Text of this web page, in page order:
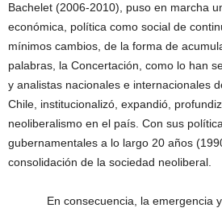
Bachelet (2006-2010), puso en marcha
económica, política como social de
mínimos cambios, de la forma de
palabras, la Concertación, como lo han
y analistas nacionales e internacionales
Chile, institucionalizó, expandió,
neoliberalismo en el país. Con sus
gubernamentales a lo largo 20 años
consolidación de la sociedad neoliberal.
En consecuencia, la emergencia y